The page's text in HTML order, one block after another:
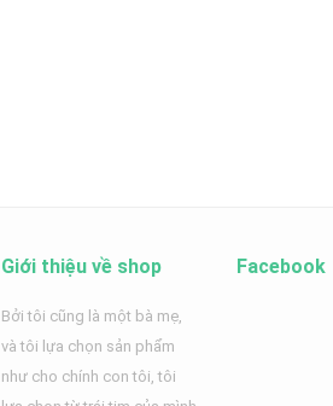
Giới thiệu về shop
Bởi tôi cũng là một bà mẹ,
và tôi lựa chọn sản phẩm
như cho chính con tôi, tôi
Facebook